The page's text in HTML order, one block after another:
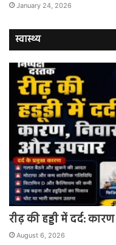
January 24, 2026
स्वास्थ्य
रीढ़ की हड्डी में दर्द:
August 6, 2026